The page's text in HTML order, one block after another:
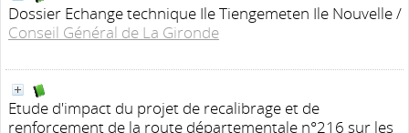
Dossier Echange technique Ile Tiengemeten Ile Nouvelle/
Conseil Général de La Gironde
Etude d'impact du projet de recalibrage et de
renforcement de la route départementale n°216 sur les